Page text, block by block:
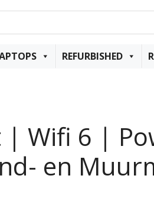
REFURBISHED
| Wifi 6 |
en